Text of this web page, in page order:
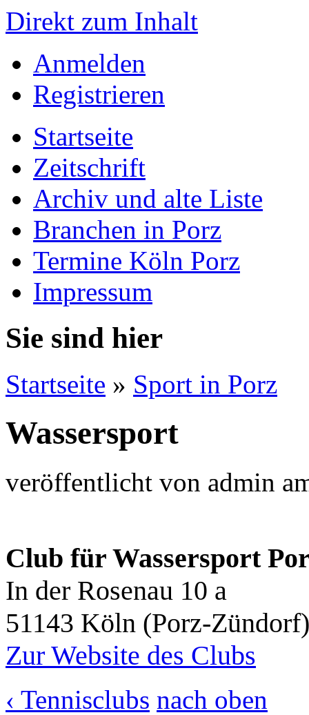
Direkt zum Inhalt
Anmelden
Registrieren
Startseite
Zeitschrift
Archiv und alte Liste
Branchen in Porz
Termine Köln Porz
Impressum
Sie sind hier
Startseite » Sport in Porz
Wassersport
veröffentlicht von admin
Club für Wassersport
In der Rosenau 10 a
51143 Köln (Porz-Zündorf)
Zur Website des Clubs
‹ Tennisclubs nach oben